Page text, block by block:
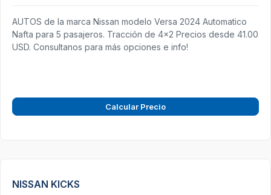
AUTOS de la marca Nissan modelo Versa 2024 Automatico
Nafta para 5 pasajeros. Tracción de 4x2 Precios desde 41.00
USD. Consultanos para más opciones e info!
Calcular Precio
NISSAN KICKS